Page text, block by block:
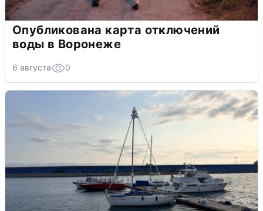
Опубликована карта отключений
воды в Воронеже
6 августа 0